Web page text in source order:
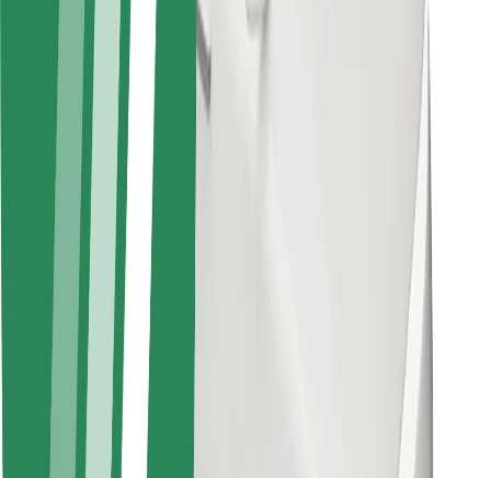
För kunder
För förare
För kurirer
Bolt Food
För åkeriägare
För restauranger
Bolt for Business
Annat
Leverantörer
Allmänna villkor
Cookies